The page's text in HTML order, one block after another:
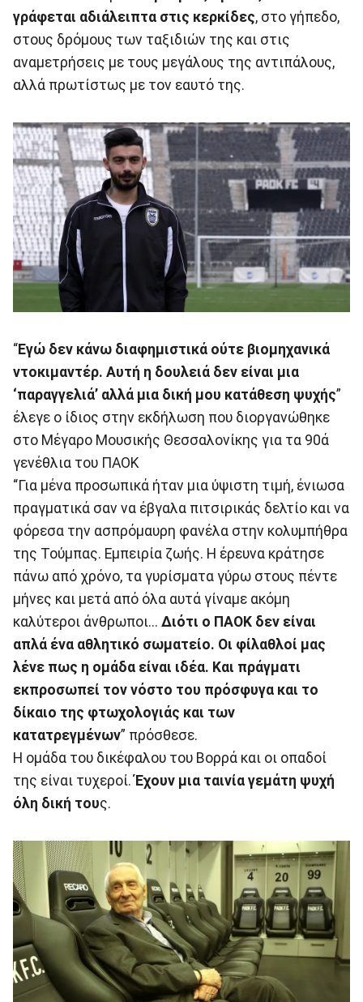
γράφεται αδιάλειπτα στις κερκίδες, στο γήπεδο,
στους δρόμους των ταξιδιών της και στις
αναμετρήσεις με τους μεγάλους της αντιπάλους,
αλλά πρωτίστως με τον εαυτό της.
“Εγώ δεν κάνω διαφημιστικά ούτε βιομηχανικά
ντοκιμαντέρ. Αυτή η δουλειά δεν είναι μια
‘παραγγελιά’ αλλά μια δική μου κατάθεση ψυχής”
έλεγε ο ίδιος στην εκδήλωση που διοργανώθηκε
στο Μέγαρο Μουσικής Θεσσαλονίκης για τα 90ά
γενέθλια του ΠΑΟΚ
“Για μένα προσωπικά ήταν μια ύψιστη τιμή, ένιωσα
πραγματικά σαν να έβγαλα πιτσιρικάς δελτίο και να
φόρεσα την ασπρόμαυρη φανέλα στην κολυμπήθρα
της Τούμπας. Εμπειρία ζωής. Η έρευνα κράτησε
πάνω από χρόνο, τα γυρίσματα γύρω στους πέντε
μήνες και μετά από όλα αυτά γίναμε ακόμη
καλύτεροι άνθρωποι... Διότι ο ΠΑΟΚ δεν είναι
απλά ένα αθλητικό σωματείο. Οι φίλαθλοί μας
λένε πως η ομάδα είναι ιδέα. Και πράγματι
εκπροσωπεί τον νόστο του πρόσφυγα και το
δίκαιο της φτωχολογιάς και των
κατατρεγμένων” πρόσθεσε.
Η ομάδα του δικέφαλου του Βορρά και οι οπαδοί
της είναι τυχεροί. Έχουν μια ταινία γεμάτη ψυχή
όλη δική τους.